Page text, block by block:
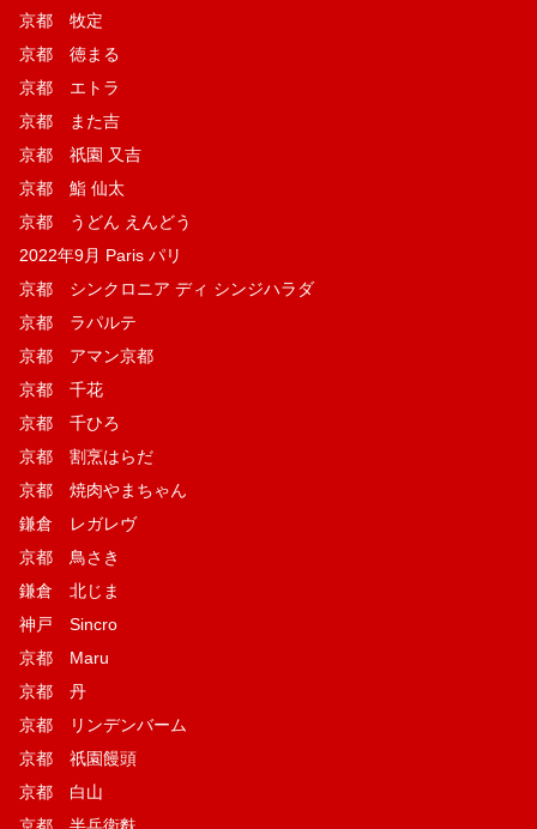
京都 牧定
京都 徳まる
京都 エトラ
京都 また吉
京都 祇園 又吉
京都 鮨 仙太
京都 うどん えんどう
2022年9月 Paris パリ
京都 シンクロニア ディ シンジハラダ
京都 ラパルテ
京都 アマン京都
京都 千花
京都 千ひろ
京都 割烹はらだ
京都 焼肉やまちゃん
鎌倉 レガレヴ
京都 鳥さき
鎌倉 北じま
神戸 Sincro
京都 Maru
京都 丹
京都 リンデンバーム
京都 祇園饅頭
京都 白山